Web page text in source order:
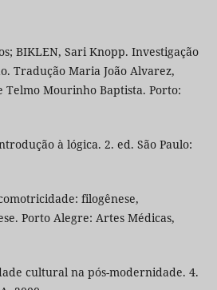
BIKLEN, Sari Knopp. Investigação
Tradução Maria João Alvarez,
Telmo Mourinho Baptista. Porto:
à lógica. 2. ed. São Paulo:
filogênese,
Porto Alegre: Artes Médicas,
cultural na pós-modernidade. 4.